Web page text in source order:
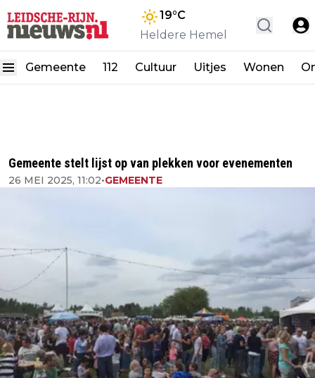
19°C
Heldere Hemel
Gemeente 112 Cultuur Uitjes Wonen
Gemeente stelt lijst op van plekken voor evenementen
26 MEI 2025, 11:02•GEMEENTE